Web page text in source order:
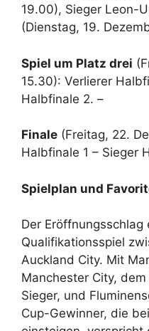
19.00), Sieger Leon-
(Dienstag, 19.
Spiel um Platz drei
15.30): Verlierer
Halbfinale 2. –
Finale (Freitag, 22.
Halbfinale 1 – Sieger
Spielplan und
Der
Qualifikationsspiel
Auckland City. Mit
Manchester City,
Sieger, und
Cup-Gewinner, die